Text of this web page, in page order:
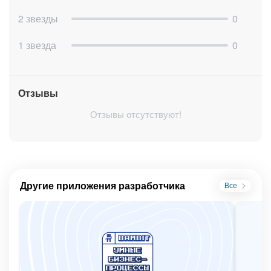
для каких сотрудников он был запущен
Сотрудники, у которых день рождения наступит через
Фильтры и настройки
Количество дней до дня рождения для запуска БП
Использование множественного пользовательского
2 звезды
0
1 звезда
0
Отзывы
Отзывы отсутствуют!
Другие приложения разработчика Все